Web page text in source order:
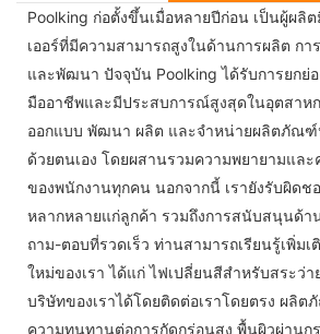
Poolking ก่อตั้งขึ้นเมื่อหลายปีก่อน เป็นผู้ผลิ
เออร์ที่มีความสามารถสูงในด้านการผลิต กา
และพัฒนา ปัจจุบัน Poolking ได้รับการยกย่อ
มืออาชีพและมีประสบการณ์สูงสุดในอุตสาห
ออกแบบ พัฒนา ผลิต และจำหน่ายผลิตภัณฑ์
ด้วยตนเอง โดยผสานรวมความพยายามแล
ของพนักงานทุกคน นอกจากนี้ เรายังรับผิดช
หลากหลายแก่ลูกค้า รวมถึงการสนับสนุนด้า
ถาม-ตอบที่รวดเร็ว ท่านสามารถเรียนรู้เพิ่ม
ใหม่ของเรา ได้แก่ ไฟเปลี่ยนสีสำหรับสระว่
บริษัทของเราได้โดยติดต่อเราโดยตรง ผลิ
ความทนทานต่อการกัดกร่อนสูง พื้นผิวผ่านก